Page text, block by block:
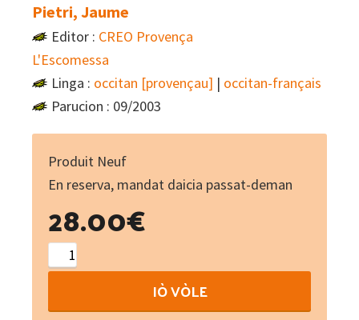
Pietri, Jaume
Editor : CREO Provença
L'Escomessa
Linga : occitan [provençau] | occitan-français
Parucion : 09/2003
Produit Neuf
En reserva, mandat daicia passat-deman
28.00€
Dictionnaire
provençal-
IÒ VÒLE